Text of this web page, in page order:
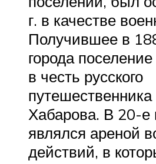
г. в качестве
Получившее в
города
в честь русского
Хабарова. В 20-е
являлся ареной
действий, в